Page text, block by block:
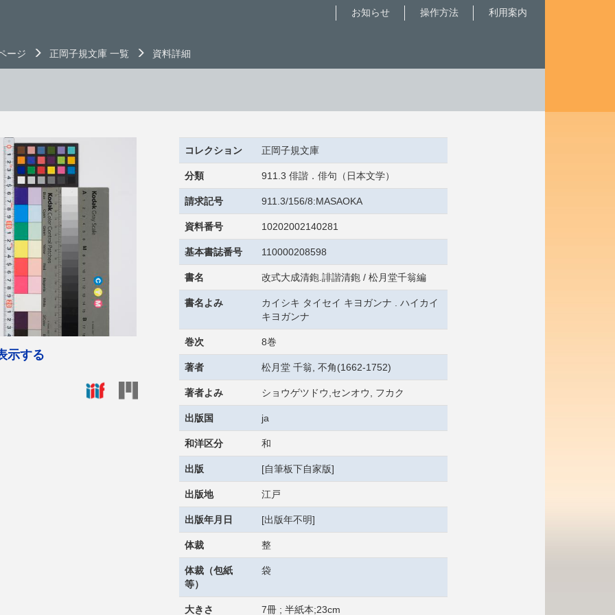
利用案内
操作方法
お知らせ
ージ 正岡子規文庫 一覧 資料詳細
示する
コレクション 正岡子規文庫
分類 911.3 俳諧．俳句（日本文学）
請求記号 911.3/156/8:MASAOKA
資料番号 10202002140281
基本書誌番号 110000208598
書名 改式大成清鉋.誹諧清鉋 / 松月堂千翁編
書名よみ
カイシキ タイセイ キヨガンナ . ハイカイ
キヨガンナ
巻次 8巻
著者 松月堂 千翁, 不角(1662-1752)
著者よみ ショウゲツドウ,センオウ, フカク
出版国 ja
和洋区分 和
出版 [自筆板下自家版]
出版地 江戸
出版年月日 [出版年不明]
体裁 整
体裁（包紙
等）
袋
大きさ 7冊 ; 半紙本;23cm